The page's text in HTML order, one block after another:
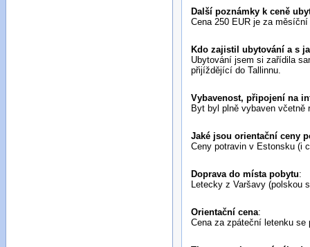
Další poznámky k ceně
Cena 250 EUR je za
Kdo zajistil ubytování a s
Ubytování jsem si zařídila
přijíždějící do Tallinnu.
Vybavenost, připojení na
Byt byl plně vybaven včetně
Jaké jsou orientační ceny
Ceny potravin v Estonsku (i
Doprava do místa pobytu:
Letecky z Varšavy (polskou
Orientační cena:
Cena za zpáteční letenku se